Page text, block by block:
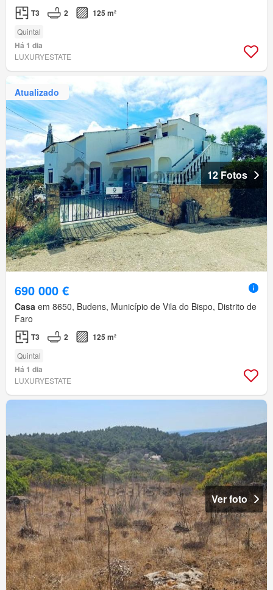
T3 2 125 m²
Quintal
Há 1 dia
LUXURYESTATE
Atualizado
12 Fotos
690 000 €
Casa em 8650, Budens, Município de Vila do Bispo, Distrito de
Faro
T3 2 125 m²
Quintal
Há 1 dia
LUXURYESTATE
Ver foto